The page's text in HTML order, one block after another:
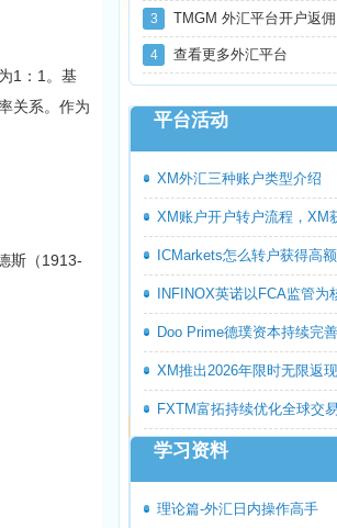
1：1。基
关系。作为
斯（1913-
3 TMGM 外汇平台开户返佣
4 查看更多外汇平台
平台活动
XM外汇三种账户类型介绍
学习资料
理论篇-外汇日内操作高手